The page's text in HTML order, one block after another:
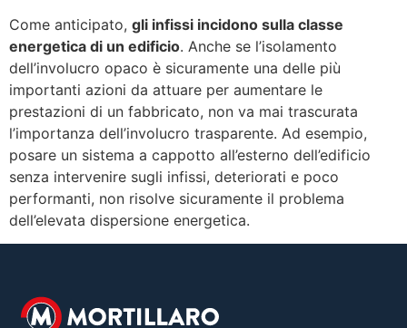
Come anticipato, gli infissi incidono sulla classe
energetica di un edificio. Anche se l’isolamento
dell’involucro opaco è sicuramente una delle più
importanti azioni da attuare per aumentare le
prestazioni di un fabbricato, non va mai trascurata
l’importanza dell’involucro trasparente. Ad esempio,
posare un sistema a cappotto all’esterno dell’edificio
senza intervenire sugli infissi, deteriorati e poco
performanti, non risolve sicuramente il problema
dell’elevata dispersione energetica.